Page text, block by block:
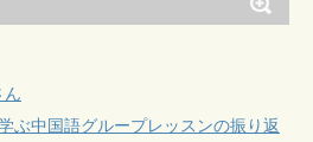
ぶ中国語グループレッスンの振り返